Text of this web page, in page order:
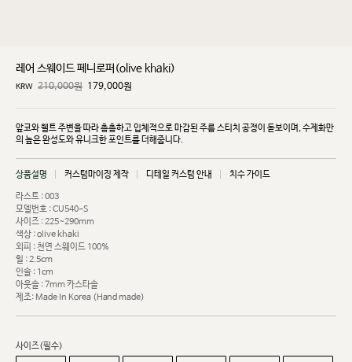
레어 스웨이드 페니로퍼(olive khaki)
KRW 210,000원 179,000원
앞코와 웰트 주변을 따라 촘촘하고 입체적으로 마감된 주름 스티치 공정이 돋보이며, 수제화만
의 높은완성도와 유니크한 포인트를 더해줍니다.
상품설명 커스텀마이징 제작 디테일 커스텀 안내 치수 가이드
라스트 : 003
모델번호 : CU540-S
사이즈 : 225~290mm
색상 : olive khaki
외피 : 천연 스웨이드 100%
힐 : 2.5cm
인솔 : 1cm
아웃솔 : 7mm 카스타솔
제조: Made In Korea (Hand made)
사이즈(필수)